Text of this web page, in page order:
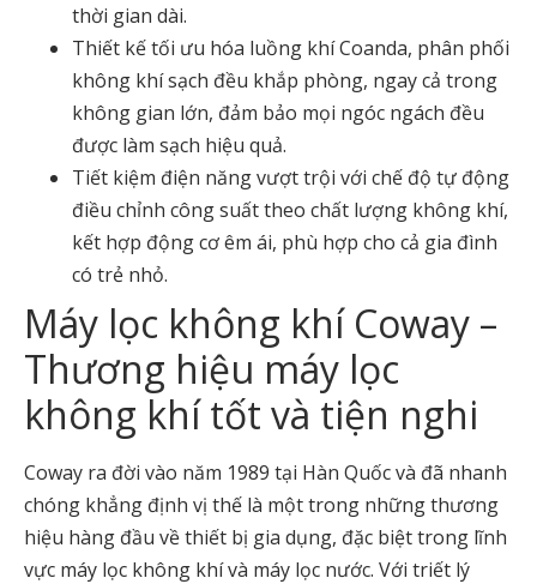
thời gian dài.
Thiết kế tối ưu hóa luồng khí Coanda, phân phối
không khí sạch đều khắp phòng, ngay cả trong
không gian lớn, đảm bảo mọi ngóc ngách đều
được làm sạch hiệu quả.
Tiết kiệm điện năng vượt trội với chế độ tự động
điều chỉnh công suất theo chất lượng không khí,
kết hợp động cơ êm ái, phù hợp cho cả gia đình
có trẻ nhỏ.
Máy lọc không khí Coway –
Thương hiệu máy lọc
không khí tốt và tiện nghi
Coway ra đời vào năm 1989 tại Hàn Quốc và đã nhanh
chóng khẳng định vị thế là một trong những thương
hiệu hàng đầu về thiết bị gia dụng, đặc biệt trong lĩnh
vực máy lọc không khí và máy lọc nước. Với triết lý